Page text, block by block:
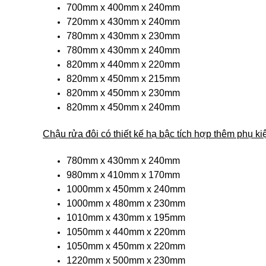
700mm x 400mm x 240mm
720mm x 430mm x 240mm
780mm x 430mm x 230mm
780mm x 430mm x 240mm
820mm x 440mm x 220mm
820mm x 450mm x 215mm
820mm x 450mm x 230mm
820mm x 450mm x 240mm
Chậu rửa đôi có thiết kế hạ bậc tích hợp thêm phụ
780mm x 430mm x 240mm
980mm x 410mm x 170mm
1000mm x 450mm x 240mm
1000mm x 480mm x 230mm
1010mm x 430mm x 195mm
1050mm x 440mm x 220mm
1050mm x 450mm x 220mm
1220mm x 500mm x 230mm